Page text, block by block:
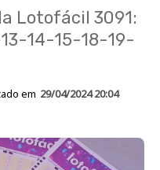
Lotofácil 3091:
14-15-18-19-
em 29/04/2024 20:04